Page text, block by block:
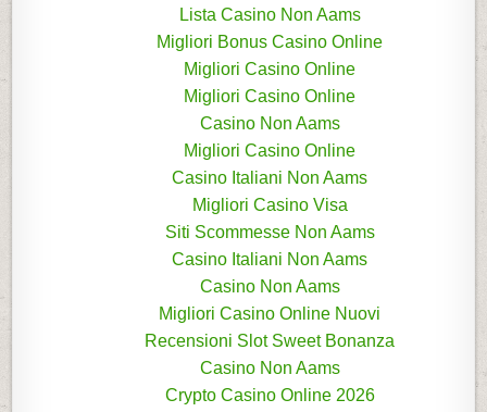
Lista Casino Non Aams
Migliori Bonus Casino Online
Migliori Casino Online
Migliori Casino Online
Casino Non Aams
Migliori Casino Online
Casino Italiani Non Aams
Migliori Casino Visa
Siti Scommesse Non Aams
Casino Italiani Non Aams
Casino Non Aams
Migliori Casino Online Nuovi
Recensioni Slot Sweet Bonanza
Casino Non Aams
Crypto Casino Online 2026